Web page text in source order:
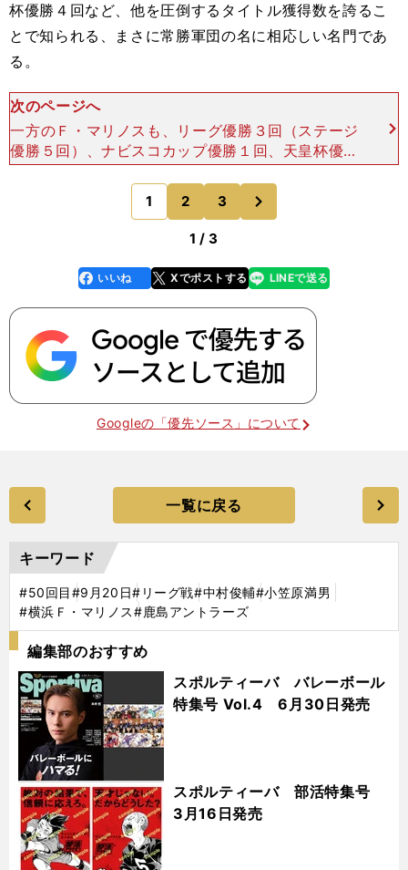
杯優勝４回など、他を圧倒するタイトル獲得数を誇るこ
とで知られる、まさに常勝軍団の名に相応しい名門であ
る。
次のページへ
一方のＦ・マリノスも、リーグ優勝３回（ステージ
優勝５回）、ナビスコカップ優勝１回、天皇杯優勝
７回（前身の日産自動車時代を含む）。アントラー
ズには及ばないものの、優勝回数で上位を争ううえ
に、22年間に渡
1 2 3
のページへ
1 / 3
faceboo
k
いいね Xでポストする
line LINEで送る
Googleの「優先ソース」について
一覧に戻る
キーワード
#50回目#9月20日#リーグ戦#中村俊輔#小笠原満男
#横浜Ｆ・マリノス#鹿島アントラーズ
編集部のおすすめ
スポルティーバ バレーボール
特集号 Vol.4 6月30日発売
スポルティーバ 部活特集号
3月16日発売